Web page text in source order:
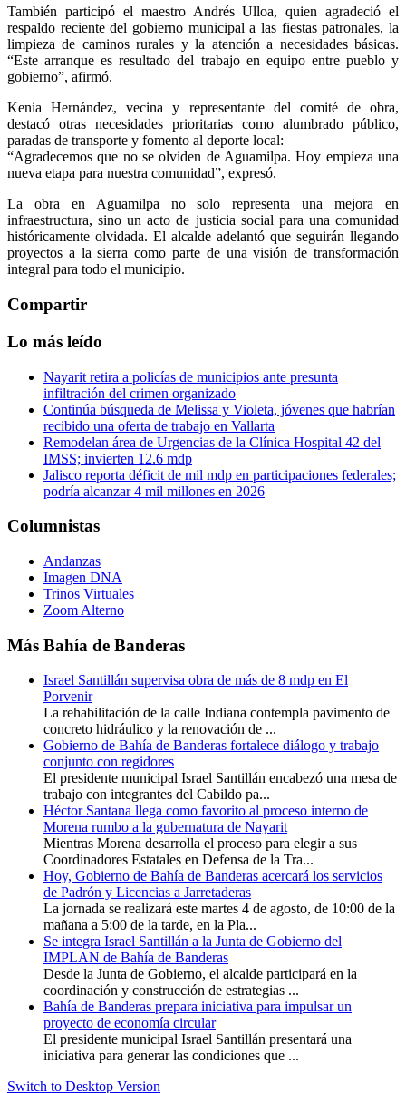
También participó el maestro Andrés Ulloa, quien agradeció el
respaldo reciente del gobierno municipal a las fiestas patronales, la
limpieza de caminos rurales y la atención a necesidades básicas.
“Este arranque es resultado del trabajo en equipo entre pueblo y
gobierno”, afirmó.
Kenia Hernández, vecina y representante del comité de obra,
destacó otras necesidades prioritarias como alumbrado público,
paradas de transporte y fomento al deporte local:
“Agradecemos que no se olviden de Aguamilpa. Hoy empieza una
nueva etapa para nuestra comunidad”, expresó.
La obra en Aguamilpa no solo representa una mejora en
infraestructura, sino un acto de justicia social para una comunidad
históricamente olvidada. El alcalde adelantó que seguirán llegando
proyectos a la sierra como parte de una visión de transformación
integral para todo el municipio.
Compartir
Lo más leído
Nayarit retira a policías de municipios ante presunta
infiltración del crimen organizado
Continúa búsqueda de Melissa y Violeta, jóvenes que habrían
recibido una oferta de trabajo en Vallarta
Remodelan área de Urgencias de la Clínica Hospital 42 del
IMSS; invierten 12.6 mdp
Jalisco reporta déficit de mil mdp en participaciones federales;
podría alcanzar 4 mil millones en 2026
Columnistas
Andanzas
Imagen DNA
Trinos Virtuales
Zoom Alterno
Más Bahía de Banderas
Israel Santillán supervisa obra de más de 8 mdp en El
Porvenir
La rehabilitación de la calle Indiana contempla pavimento de
concreto hidráulico y la renovación de ...
Gobierno de Bahía de Banderas fortalece diálogo y trabajo
conjunto con regidores
El presidente municipal Israel Santillán encabezó una mesa de
trabajo con integrantes del Cabildo pa...
Héctor Santana llega como favorito al proceso interno de
Morena rumbo a la gubernatura de Nayarit
Mientras Morena desarrolla el proceso para elegir a sus
Coordinadores Estatales en Defensa de la Tra...
Hoy, Gobierno de Bahía de Banderas acercará los servicios
de Padrón y Licencias a Jarretaderas
La jornada se realizará este martes 4 de agosto, de 10:00 de la
mañana a 5:00 de la tarde, en la Pla...
Se integra Israel Santillán a la Junta de Gobierno del
IMPLAN de Bahía de Banderas
Desde la Junta de Gobierno, el alcalde participará en la
coordinación y construcción de estrategias ...
Bahía de Banderas prepara iniciativa para impulsar un
proyecto de economía circular
El presidente municipal Israel Santillán presentará una
iniciativa para generar las condiciones que ...
Switch to Desktop Version